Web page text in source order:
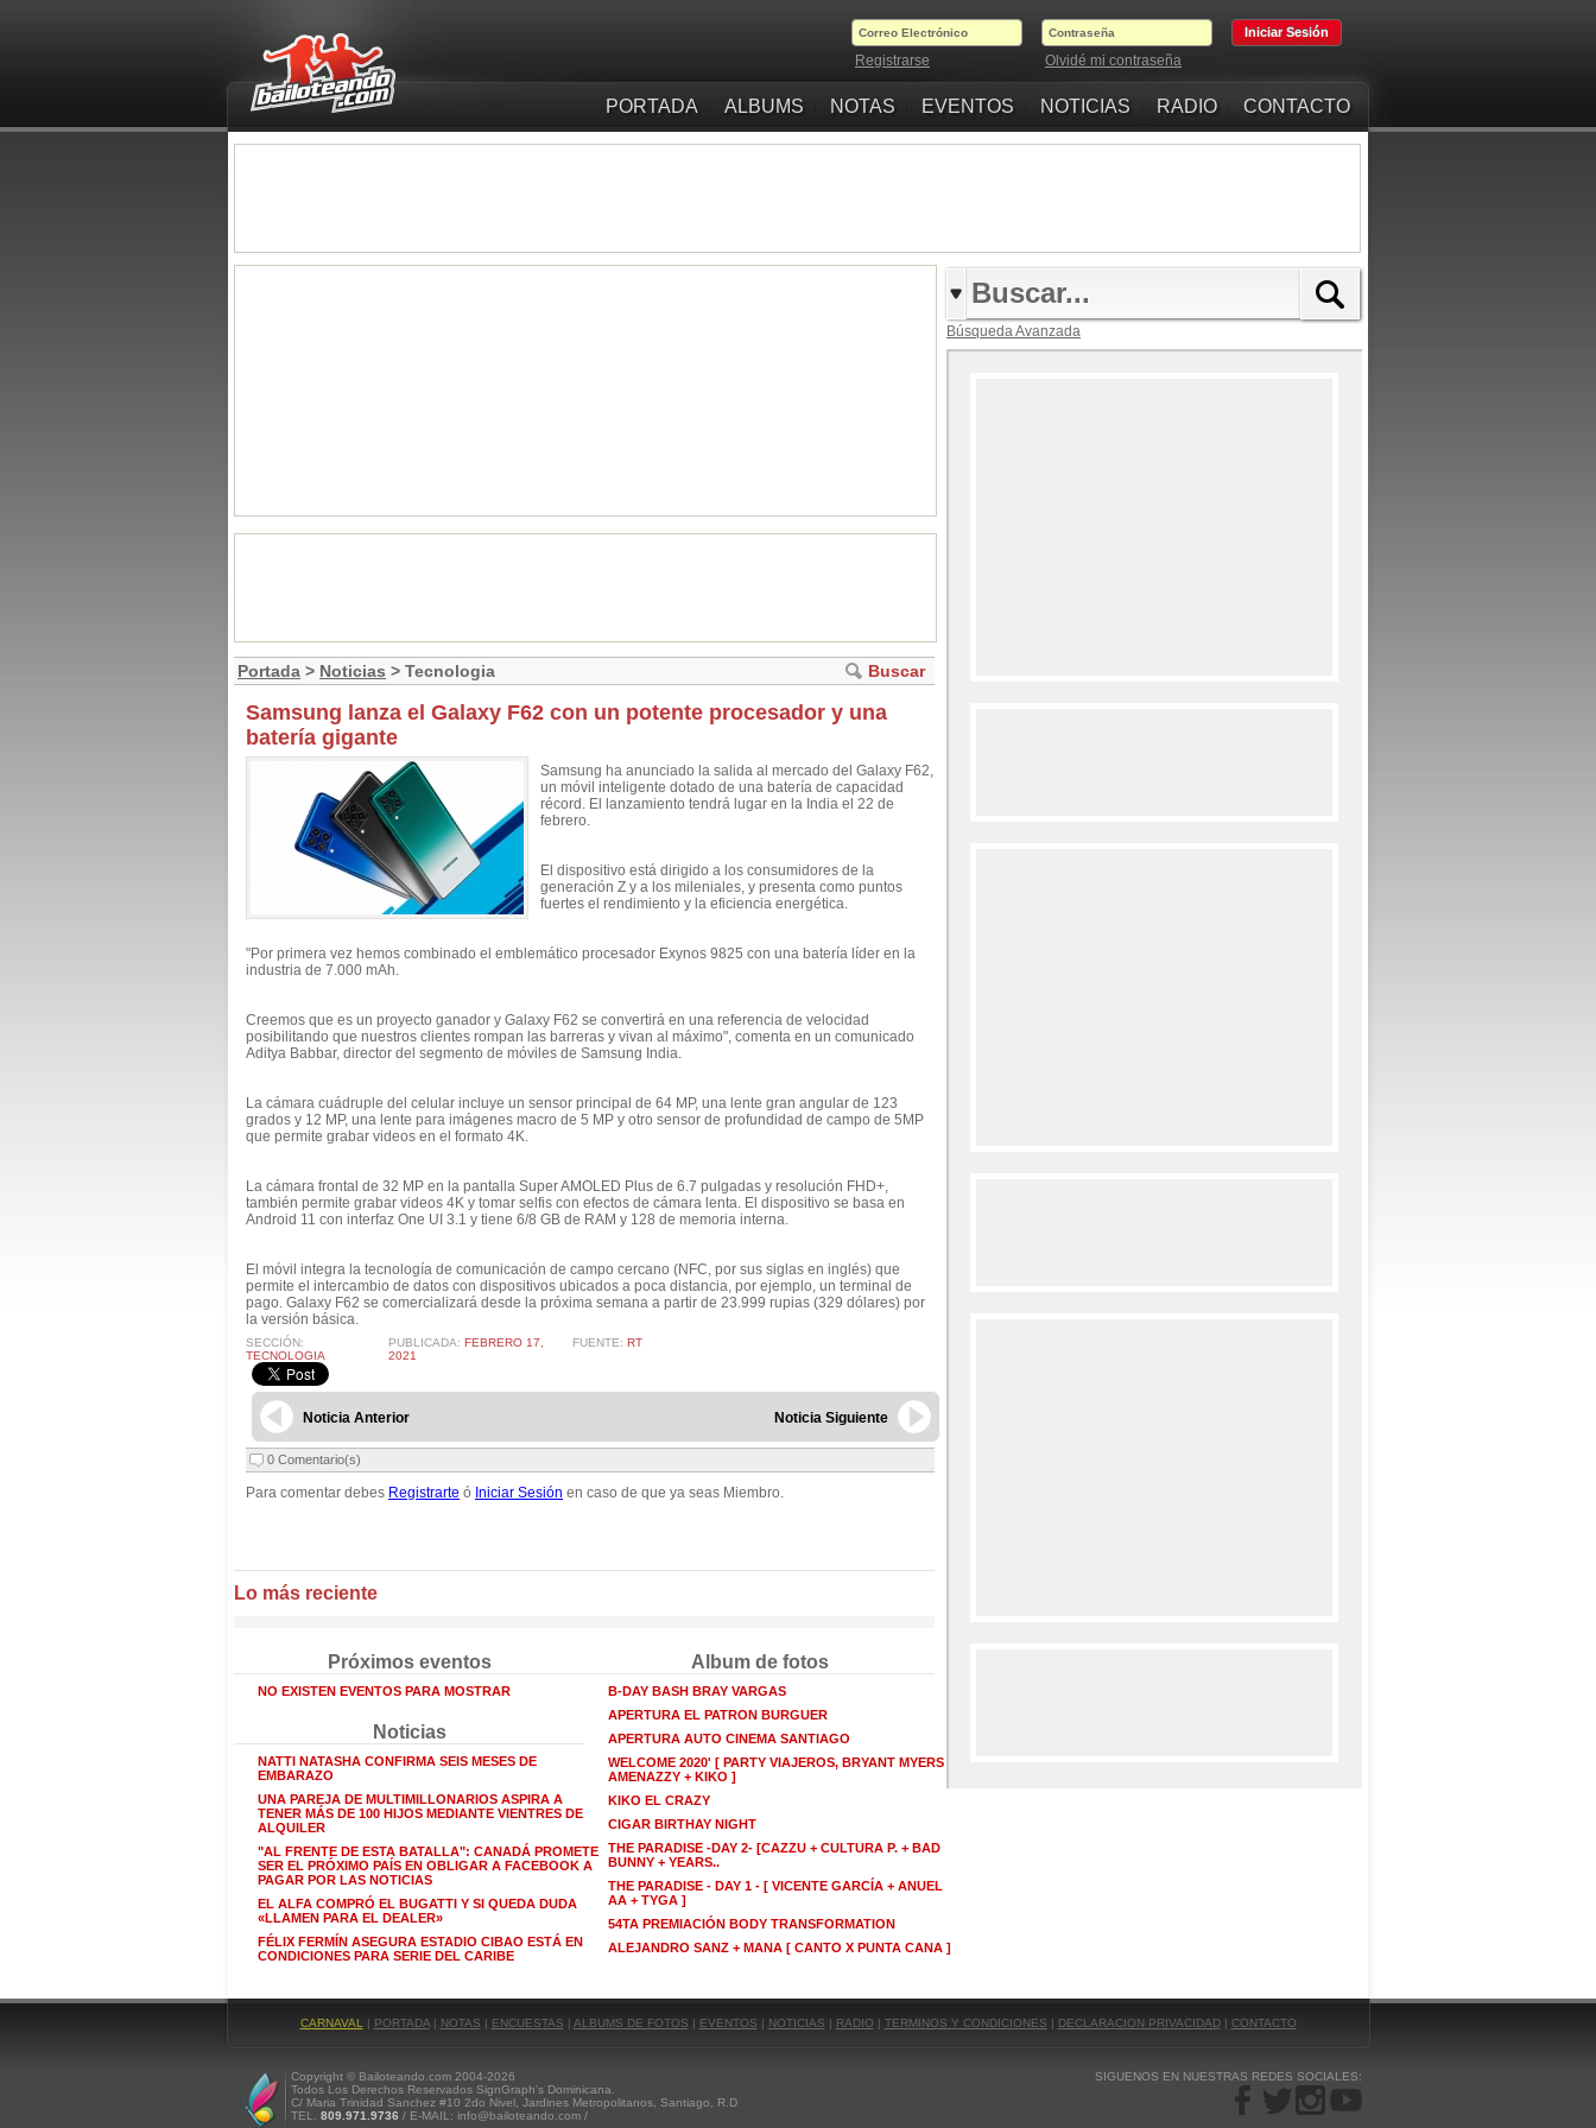
Registrarse Olvidé mi contraseña
PORTADA ALBUMS NOTAS EVENTOS NOTICIAS RADIO CONTACTO
Portada > Noticias > Tecnologia Buscar
Samsung lanza el Galaxy F62 con un potente procesador y una
batería gigante
Samsung ha anunciado la salida al mercado del Galaxy F62,
un móvil inteligente dotado de una batería de capacidad
récord. El lanzamiento tendrá lugar en la India el 22 de
febrero.
El dispositivo está dirigido a los consumidores de la
generación Z y a los mileniales, y presenta como puntos
fuertes el rendimiento y la eficiencia energética.
"Por primera vez hemos combinado el emblemático procesador Exynos 9825 con una batería líder en la
industria de 7.000 mAh.
Creemos que es un proyecto ganador y Galaxy F62 se convertirá en una referencia de velocidad
posibilitando que nuestros clientes rompan las barreras y vivan al máximo", comenta en un comunicado
Aditya Babbar, director del segmento de móviles de Samsung India.
La cámara cuádruple del celular incluye un sensor principal de 64 MP, una lente gran angular de 123
grados y 12 MP, una lente para imágenes macro de 5 MP y otro sensor de profundidad de campo de 5MP
que permite grabar videos en el formato 4K.
La cámara frontal de 32 MP en la pantalla Super AMOLED Plus de 6.7 pulgadas y resolución FHD+,
también permite grabar videos 4K y tomar selfis con efectos de cámara lenta. El dispositivo se basa en
Android 11 con interfaz One UI 3.1 y tiene 6/8 GB de RAM y 128 de memoria interna.
El móvil integra la tecnología de comunicación de campo cercano (NFC, por sus siglas en inglés) que
permite el intercambio de datos con dispositivos ubicados a poca distancia, por ejemplo, un terminal de
pago. Galaxy F62 se comercializará desde la próxima semana a partir de 23.999 rupias (329 dólares) por
la versión básica.
SECCIÓN:
TECNOLOGIA
PUBLICADA: FEBRERO 17,
2021
FUENTE: RT
Noticia Siguiente
Noticia Anterior
0 Comentario(s)
Para comentar debes Registrarte ó Iniciar Sesión en caso de que ya seas Miembro.
Lo más reciente
Próximos eventos
NO EXISTEN EVENTOS PARA MOSTRAR
Noticias
NATTI NATASHA CONFIRMA SEIS MESES DE
EMBARAZO
UNA PAREJA DE MULTIMILLONARIOS ASPIRA A
TENER MÁS DE 100 HIJOS MEDIANTE VIENTRES DE
ALQUILER
"AL FRENTE DE ESTA BATALLA": CANADÁ PROMETE
SER EL PRÓXIMO PAÍS EN OBLIGAR A FACEBOOK A
PAGAR POR LAS NOTICIAS
EL ALFA COMPRÓ EL BUGATTI Y SI QUEDA DUDA
«LLAMEN PARA EL DEALER»
FÉLIX FERMÍN ASEGURA ESTADIO CIBAO ESTÁ EN
CONDICIONES PARA SERIE DEL CARIBE
Album de fotos
B-DAY BASH BRAY VARGAS
APERTURA EL PATRON BURGUER
APERTURA AUTO CINEMA SANTIAGO
WELCOME 2020' [ PARTY VIAJEROS, BRYANT MYERS +
AMENAZZY + KIKO ]
KIKO EL CRAZY
CIGAR BIRTHAY NIGHT
THE PARADISE -DAY 2- [CAZZU + CULTURA P. + BAD
BUNNY + YEARS..
THE PARADISE - DAY 1 - [ VICENTE GARCÍA + ANUEL
AA + TYGA ]
54TA PREMIACIÓN BODY TRANSFORMATION
ALEJANDRO SANZ + MANA [ CANTO X PUNTA CANA ]
Búsqueda Avanzada
CARNAVAL | PORTADA| NOTAS | ENCUESTAS | ALBUMS DE FOTOS | EVENTOS | NOTICIAS | RADIO | TERMINOS Y CONDICIONES | DECLARACION PRIVACIDAD| CONTACTO
Copyright © Bailoteando.com 2004-2026
Todos Los Derechos Reservados SignGraph's Dominicana.
C/ Maria Trinidad Sanchez #10 2do Nivel, Jardines Metropolitanos, Santiago, R.D
TEL. 809.971.9736 / E-MAIL: info@bailoteando.com /
SIGUENOS EN NUESTRAS REDES SOCIALES: